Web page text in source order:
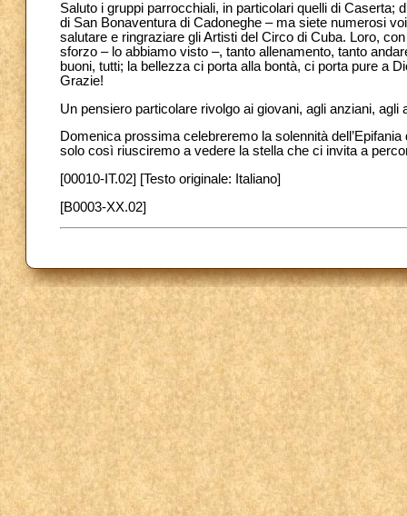
Saluto i gruppi parrocchiali, in particolari quelli di Caserta;
di San Bonaventura di Cadoneghe – ma siete numerosi
salutare e ringraziare gli Artisti del Circo di Cuba. Loro,
sforzo – lo abbiamo visto –, tanto allenamento, tanto
buoni, tutti; la bellezza ci porta alla bontà, ci porta pure a
Grazie!
Un pensiero particolare rivolgo ai giovani, agli anziani, agli
Domenica prossima celebreremo la solennità
solo così riusciremo a vedere la stella che ci invita a
[00010-IT.02] [Testo originale: Italiano]
[B0003-XX.02]